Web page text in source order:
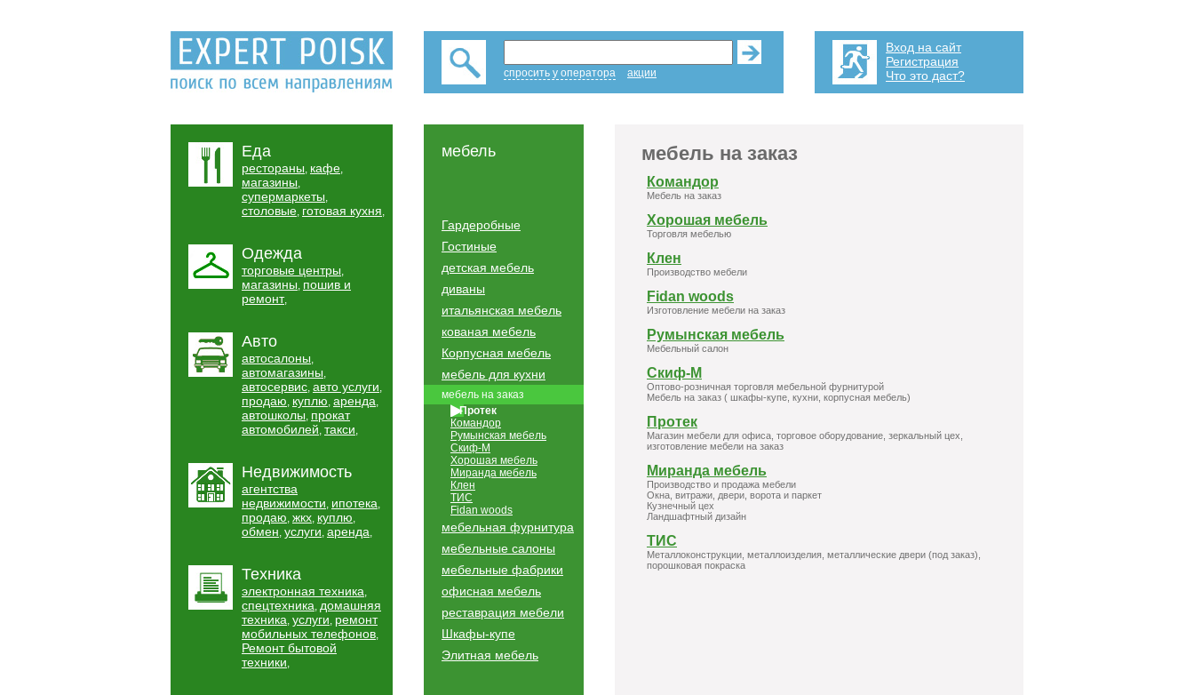
спросить у оператора акции
Вход на сайт
Регистрация
Что это даст?
Еда
рестораны, кафе,
магазины,
супермаркеты,
столовые, готовая кухня,
Одежда
торговые центры,
магазины, пошив и
ремонт,
Авто
автосалоны,
автомагазины,
автосервис, авто услуги,
продаю, куплю, аренда,
автошколы, прокат
автомобилей, такси,
Недвижимость
агентства
недвижимости, ипотека,
продаю, жкх, куплю,
обмен, услуги, аренда,
Техника
электронная техника,
спецтехника, домашняя
техника, услуги, ремонт
мобильных телефонов,
Ремонт бытовой
техники,
мебель
Гардеробные
Гостиные
детская мебель
диваны
итальянская мебель
кованая мебель
Корпусная мебель
мебель для кухни
мебель на заказ
Протек
Командор
Румынская мебель
Скиф-М
Хорошая мебель
Миранда мебель
Клен
ТИС
Fidan woods
мебельная фурнитура
мебельные салоны
мебельные фабрики
офисная мебель
реставрация мебели
Шкафы-купе
Элитная мебель
мебель на заказ
Командор
Мебель на заказ
Хорошая мебель
Торговля мебелью
Клен
Производство мебели
Fidan woods
Изготовление мебели на заказ
Румынская мебель
Мебельный салон
Скиф-М
Оптово-розничная торговля мебельной фурнитурой
Мебель на заказ ( шкафы-купе, кухни, корпусная мебель)
Протек
Магазин мебели для офиса, торговое оборудование, зеркальный цех,
изготовление мебели на заказ
Миранда мебель
Производство и продажа мебели
Окна, витражи, двери, ворота и паркет
Кузнечный цех
Ландшафтный дизайн
ТИС
Металлоконструкции, металлоизделия, металлические двери (под заказ),
порошковая покраска